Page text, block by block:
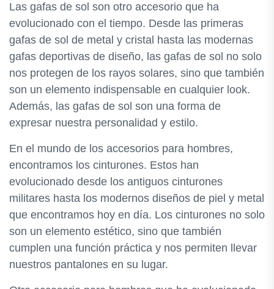
Las gafas de sol son otro accesorio que ha
evolucionado con el tiempo. Desde las primeras
gafas de sol de metal y cristal hasta las modernas
gafas deportivas de diseño, las gafas de sol no solo
nos protegen de los rayos solares, sino que también
son un elemento indispensable en cualquier look.
Además, las gafas de sol son una forma de
expresar nuestra personalidad y estilo.
En el mundo de los accesorios para hombres,
encontramos los cinturones. Estos han
evolucionado desde los antiguos cinturones
militares hasta los modernos diseños de piel y metal
que encontramos hoy en día. Los cinturones no solo
son un elemento estético, sino que también
cumplen una función práctica y nos permiten llevar
nuestros pantalones en su lugar.